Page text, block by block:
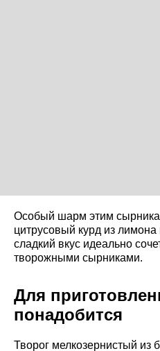
Особый шарм этим
цитрусовый курд из лимона
сладкий вкус идеально
творожными сырниками.
Для
понадобится
Творог мелкозернистый из